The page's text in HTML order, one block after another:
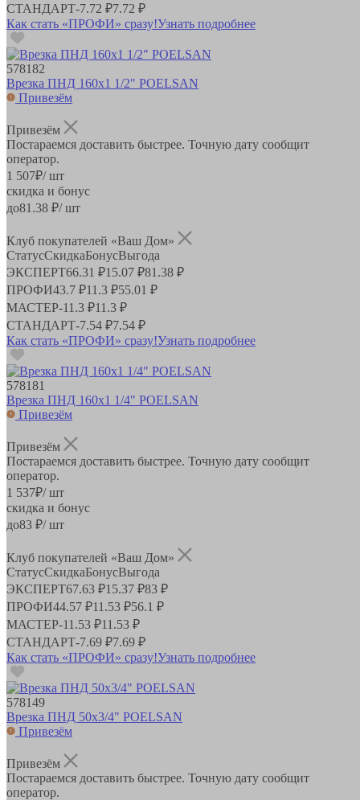
СТАНДАРТ-7.72 ₽7.72 ₽
Как стать «ПРОФИ» сразу!Узнать подробнее
578182
Врезка ПНД 160х1 1/2" POELSAN
Привезём
Привезём
Постараемся доставить быстрее. Точную дату сообщит
оператор.
1 507₽/ шт
скидка и бонус
до81.38 ₽/ шт
Клуб покупателей «Ваш Дом»
СтатусСкидкаБонусВыгода
ЭКСПЕРТ66.31 ₽15.07 ₽81.38 ₽
ПРОФИ43.7 ₽11.3 ₽55.01 ₽
МАСТЕР-11.3 ₽11.3 ₽
СТАНДАРТ-7.54 ₽7.54 ₽
Как стать «ПРОФИ» сразу!Узнать подробнее
578181
Врезка ПНД 160х1 1/4" POELSAN
Привезём
Привезём
Постараемся доставить быстрее. Точную дату сообщит
оператор.
1 537₽/ шт
скидка и бонус
до83 ₽/ шт
Клуб покупателей «Ваш Дом»
СтатусСкидкаБонусВыгода
ЭКСПЕРТ67.63 ₽15.37 ₽83 ₽
ПРОФИ44.57 ₽11.53 ₽56.1 ₽
МАСТЕР-11.53 ₽11.53 ₽
СТАНДАРТ-7.69 ₽7.69 ₽
Как стать «ПРОФИ» сразу!Узнать подробнее
578149
Врезка ПНД 50х3/4" POELSAN
Привезём
Привезём
Постараемся доставить быстрее. Точную дату сообщит
оператор.